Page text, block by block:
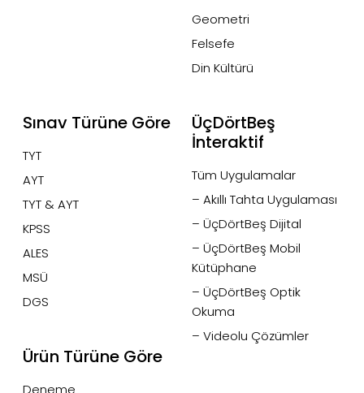
Geometri
Felsefe
Din Kültürü
Sınav Türüne Göre
TYT
AYT
TYT & AYT
KPSS
ALES
MSÜ
DGS
Ürün Türüne Göre
Deneme
ÜçDörtBeş
İnteraktif
Tüm Uygulamalar
– Akıllı Tahta Uygulaması
– ÜçDörtBeş Dijital
– ÜçDörtBeş Mobil
Kütüphane
– ÜçDörtBeş Optik
Okuma
– Videolu Çözümler